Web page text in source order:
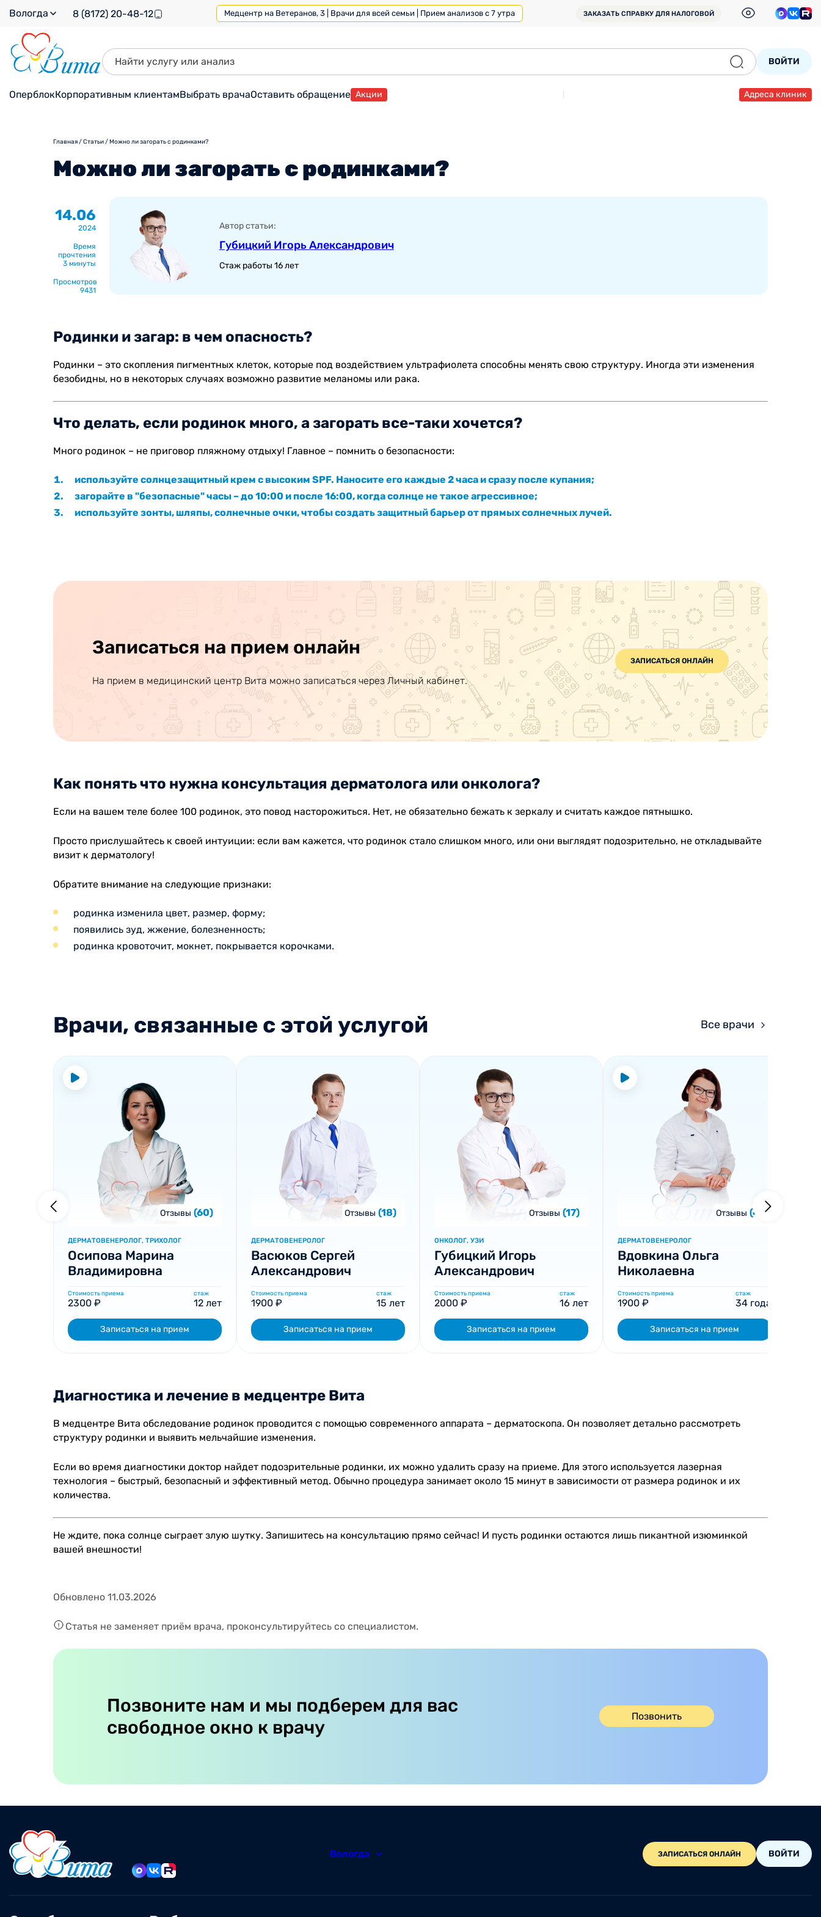
Вологда 8 (8172) 20-48-12 Медцентр на Ветеранов, 3 | Врачи для всей семьи | Прием анализов с 7 утра ЗАКАЗАТЬ СПРАВКУ ДЛЯ НАЛОГОВОЙ
ВОЙТИ
ОперблокКорпоративным клиентамВыбрать врачаОставить обращение Акции Адреса клиник
Главная/Статьи/Можно ли загорать с родинками?
Можно ли загорать с родинками?
14.06
2024
Время
прочтения
3 минуты
Просмотров
9431
Автор статьи:
Губицкий Игорь Александрович
Стаж работы 16 лет
Родинки и загар: в чем опасность?
Родинки – это скопления пигментных клеток, которые под воздействием ультрафиолета способны менять свою структуру. Иногда эти изменения
безобидны, но в некоторых случаях возможно развитие меланомы или рака.
Что делать, если родинок много, а загорать все-таки хочется?
Много родинок – не приговор пляжному отдыху! Главное – помнить о безопасности:
используйте солнцезащитный крем с высоким SPF. Наносите его каждые 2 часа и сразу после купания;
загорайте в "безопасные" часы – до 10:00 и после 16:00, когда солнце не такое агрессивное;
используйте зонты, шляпы, солнечные очки, чтобы создать защитный барьер от прямых солнечных лучей.
Записаться на прием онлайн
На прием в медицинский центр Вита можно записаться через Личный кабинет.
ЗАПИСАТЬСЯ ОНЛАЙН
Как понять что нужна консультация дерматолога или онколога?
Если на вашем теле более 100 родинок, это повод насторожиться. Нет, не обязательно бежать к зеркалу и считать каждое пятнышко.
Просто прислушайтесь к своей интуиции: если вам кажется, что родинок стало слишком много, или они выглядят подозрительно, не откладывайте
визит к дерматологу!
Обратите внимание на следующие признаки:
родинка изменила цвет, размер, форму;
появились зуд, жжение, болезненность;
родинка кровоточит, мокнет, покрывается корочками.
Врачи, связанные с этой услугой Все врачи
Отзывы (60)
ДЕРМАТОВЕНЕРОЛОГ, ТРИХОЛОГ
Осипова Марина
Владимировна
Стоимость приема
2300 ₽
стаж
12 лет
Записаться на прием
Отзывы (18)
ДЕРМАТОВЕНЕРОЛОГ
Васюков Сергей
Александрович
Стоимость приема
1900 ₽
стаж
15 лет
Записаться на прием
Отзывы (17)
ОНКОЛОГ, УЗИ
Губицкий Игорь
Александрович
Стоимость приема
2000 ₽
стаж
16 лет
Записаться на прием
Отзывы (4)
ДЕРМАТОВЕНЕРОЛОГ
Вдовкина Ольга
Николаевна
Стоимость приема
1900 ₽
стаж
34 года
Записаться на прием
Диагностика и лечение в медцентре Вита
В медцентре Вита обследование родинок проводится с помощью современного аппарата – дерматоскопа. Он позволяет детально рассмотреть
структуру родинки и выявить мельчайшие изменения.
Если во время диагностики доктор найдет подозрительные родинки, их можно удалить сразу на приеме. Для этого используется лазерная
технология – быстрый, безопасный и эффективный метод. Обычно процедура занимает около 15 минут в зависимости от размера родинок и их
количества.
Не ждите, пока солнце сыграет злую шутку. Запишитесь на консультацию прямо сейчас! И пусть родинки остаются лишь пикантной изюминкой
вашей внешности!
Обновлено 11.03.2026
Статья не заменяет приём врача, проконсультируйтесь со специалистом.
Позвоните нам и мы подберем для вас
свободное окно к врачу
Позвонить
Вологда ЗАПИСАТЬСЯ ОНЛАЙН ВОЙТИ